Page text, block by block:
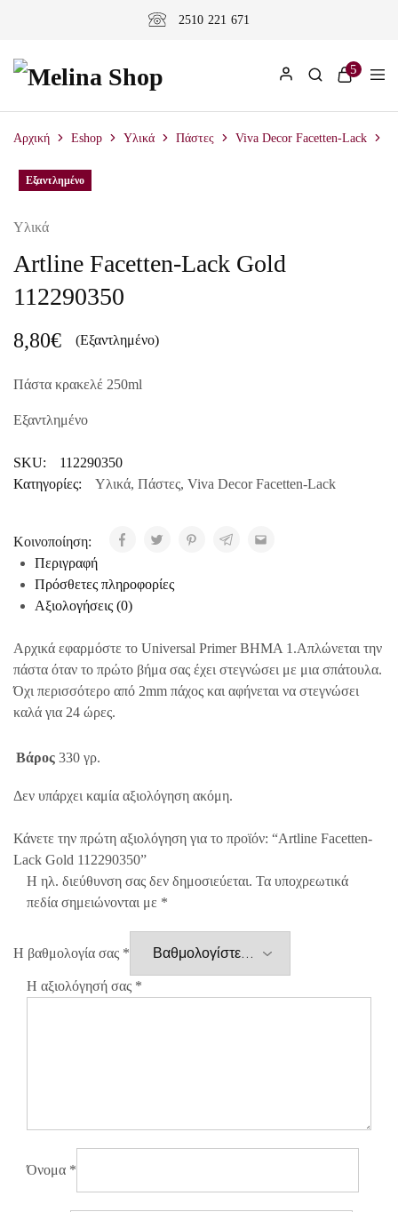
2510 221 671
5
Αρχική Eshop Υλικά Πάστες Viva Decor Facetten-Lack
Εξαντλημένο
Υλικά
Artline Facetten-Lack Gold
112290350
8,80€ (Εξαντλημένο)
Πάστα κρακελέ 250ml
Εξαντλημένο
SKU:
112290350
Κατηγορίες:
Υλικά, Πάστες, Viva Decor Facetten-Lack
Κοινοποίηση:
Περιγραφή
Πρόσθετες πληροφορίες
Αξιολογήσεις (0)
Αρχικά εφαρμόστε το Universal Primer ΒΗΜΑ 1.Απλώνεται την
πάστα όταν το πρώτο βήμα σας έχει στεγνώσει με μια σπάτουλα.
Όχι περισσότερο από 2mm πάχος και αφήνεται να στεγνώσει
καλά για 24 ώρες.
Βάρος 330 γρ.
Δεν υπάρχει καμία αξιολόγηση ακόμη.
Κάνετε την πρώτη αξιολόγηση για το προϊόν: “Artline Facetten-
Lack Gold 112290350”
Η ηλ. διεύθυνση σας δεν δημοσιεύεται. Τα υποχρεωτικά
πεδία σημειώνονται με *
Η βαθμολογία σας *
Η αξιολόγησή σας *
Όνομα *
Εξαντλημένο